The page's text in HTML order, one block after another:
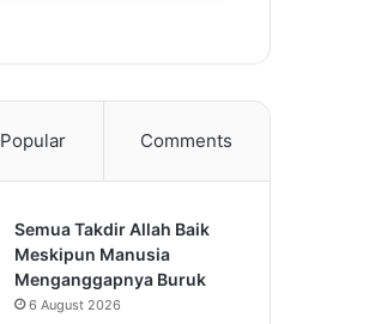
Popular Comments
Semua Takdir Allah Baik
Meskipun Manusia
Menganggapnya Buruk
6 August 2026